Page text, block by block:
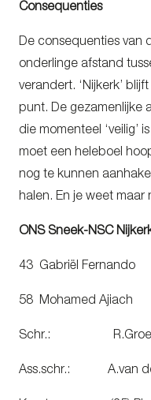
Consequenties
De consequenties van
onderlinge afstand
verandert. ‘Nijkerk’
punt. De gezamenlijke
die momenteel ‘veilig’
moet een heleboel
nog te kunnen
halen. En je weet
ONS Sneek-
43 Gabriël
58
Schr.:
Ass.schr.: A.van der